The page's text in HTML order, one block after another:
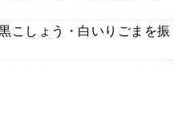
こしょう・白いりごまを振